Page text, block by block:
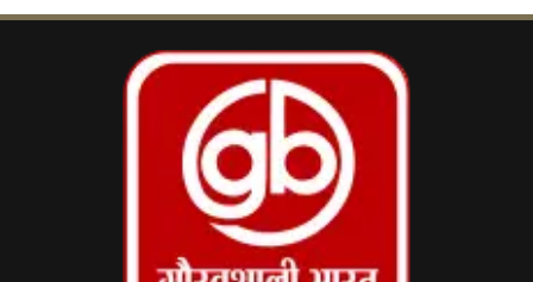
संबंधित खबरें
आर्टिकल 370 हटने के 7 साल